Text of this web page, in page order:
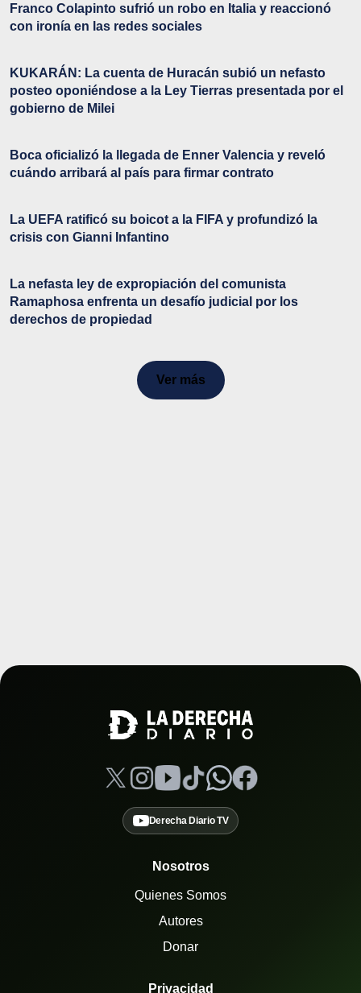
Franco Colapinto sufrió un robo en Italia y reaccionó
con ironía en las redes sociales
KUKARÁN: La cuenta de Huracán subió un nefasto
posteo oponiéndose a la Ley Tierras presentada por el
gobierno de Milei
Boca oficializó la llegada de Enner Valencia y reveló
cuándo arribará al país para firmar contrato
La UEFA ratificó su boicot a la FIFA y profundizó la
crisis con Gianni Infantino
La nefasta ley de expropiación del comunista
Ramaphosa enfrenta un desafío judicial por los
derechos de propiedad
Ver más
Derecha Diario TV
Nosotros
Quienes Somos
Autores
Donar
Privacidad